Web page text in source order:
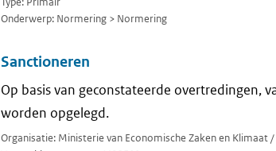
Onderwerp: Normering > Normering
Sanctioneren
Op basis van geconstateerde overtredingen,
worden opgelegd.
Organisatie: Ministerie van Economische Zaken en